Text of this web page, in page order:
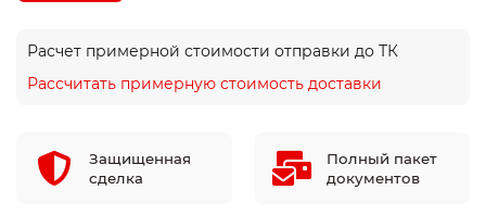
Расчет примерной стоимости отправки до ТК
Рассчитать примерную стоимость доставки
Защищенная
сделка
Полный пакет
документов